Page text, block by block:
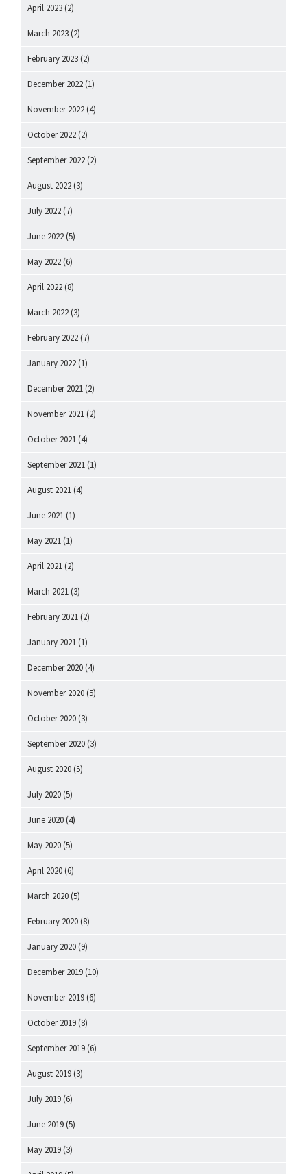
April 2023 (2)
March 2023 (2)
February 2023 (2)
December 2022 (1)
November 2022 (4)
October 2022 (2)
September 2022 (2)
August 2022 (3)
July 2022 (7)
June 2022 (5)
May 2022 (6)
April 2022 (8)
March 2022 (3)
February 2022 (7)
January 2022 (1)
December 2021 (2)
November 2021 (2)
October 2021 (4)
September 2021 (1)
August 2021 (4)
June 2021 (1)
May 2021 (1)
April 2021 (2)
March 2021 (3)
February 2021 (2)
January 2021 (1)
December 2020 (4)
November 2020 (5)
October 2020 (3)
September 2020 (3)
August 2020 (5)
July 2020 (5)
June 2020 (4)
May 2020 (5)
April 2020 (6)
March 2020 (5)
February 2020 (8)
January 2020 (9)
December 2019 (10)
November 2019 (6)
October 2019 (8)
September 2019 (6)
August 2019 (3)
July 2019 (6)
June 2019 (5)
May 2019 (3)